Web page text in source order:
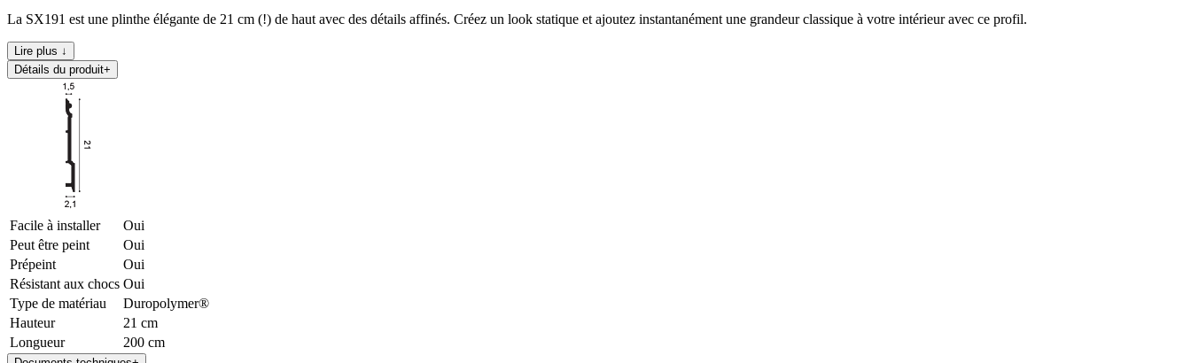
La SX191 est une plinthe élégante de 21 cm (!) de haut avec des détails affinés. Créez un look statique et ajoutez instantanément une grandeur classique à votre intérieur avec ce profil.
Lire plus ↓
Détails du produit+
Facile à installer
Oui
Peut être peint
Oui
Prépeint
Oui
Résistant aux chocs Oui
Type de matériau
Duropolymer®
Hauteur
21 cm
Longueur
200 cm